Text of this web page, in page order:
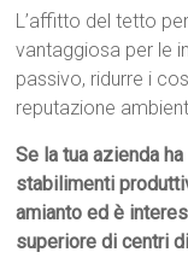
L’affitto del tetto
vantaggiosa per le
passivo, ridurre i
reputazione
Se la tua azienda
stabilimenti
amianto ed è
superiore di centri